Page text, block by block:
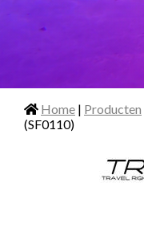
Home | Producten
(SF0110)